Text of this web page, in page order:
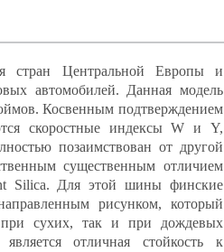
стран Центральной Европы и
автомобилей. Данная модель
Косвенным подтверждением
скоростные индексы W и Y,
позаимствован от другой
существенным отличием
Silica. Для этой шины финские
рисунком, который
при сухих, так и при дождевых
отличная стойкость к